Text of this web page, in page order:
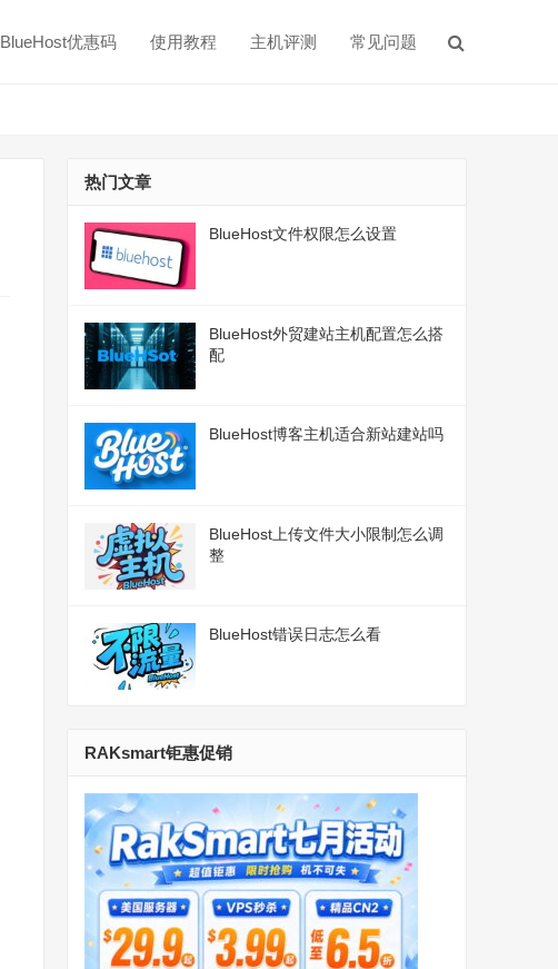
BlueHost优惠码 使用教程 主机评测 常见问题
热门文章
BlueHost文件权限怎么设置
BlueHost外贸建站主机配置怎么搭
配
BlueHost博客主机适合新站建站吗
BlueHost上传文件大小限制怎么调
整
BlueHost错误日志怎么看
RAKsmart钜惠促销